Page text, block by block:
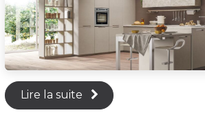
Lire la suite